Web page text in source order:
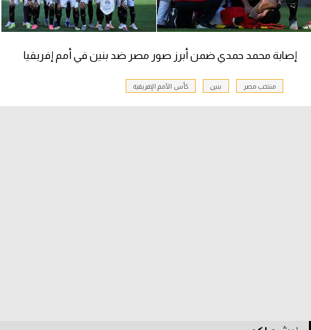
إصابة محمد حمدي ضمن أبرز صور مصر ضد بنين في أمم إفريقيا
منتخب مصر بنين كأس الأمم الإفريقية